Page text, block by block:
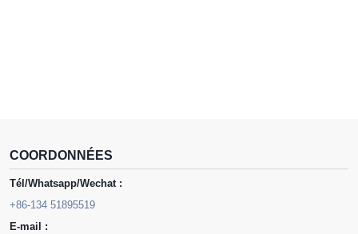
COORDONNÉES
Tél/Whatsapp/Wechat :
+86-134 51895519
E-mail :